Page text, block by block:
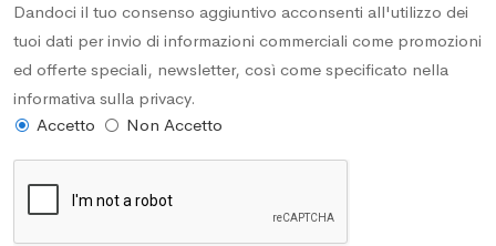
Dandoci il tuo consenso aggiuntivo acconsenti all'utilizzo dei
tuoi dati per invio di informazioni commerciali come promozioni
ed offerte speciali, newsletter, così come specificato nella
informativa sulla privacy.
Accetto
Non Accetto